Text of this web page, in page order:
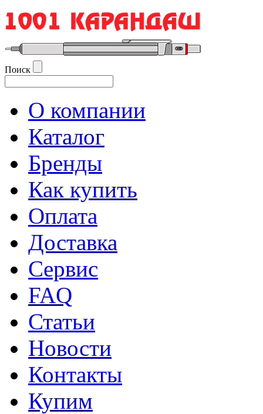
Поиск
О компании
Каталог
Бренды
Как купить
Оплата
Доставка
Сервис
FAQ
Статьи
Новости
Контакты
Купим